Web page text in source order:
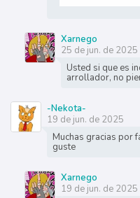
Xarnego
25 de jun. de 2025
Usted si que es
arrollador, no
-Nekota-
19 de jun. de 2025
Muchas gracias por
guste
Xarnego
19 de jun. de 2025